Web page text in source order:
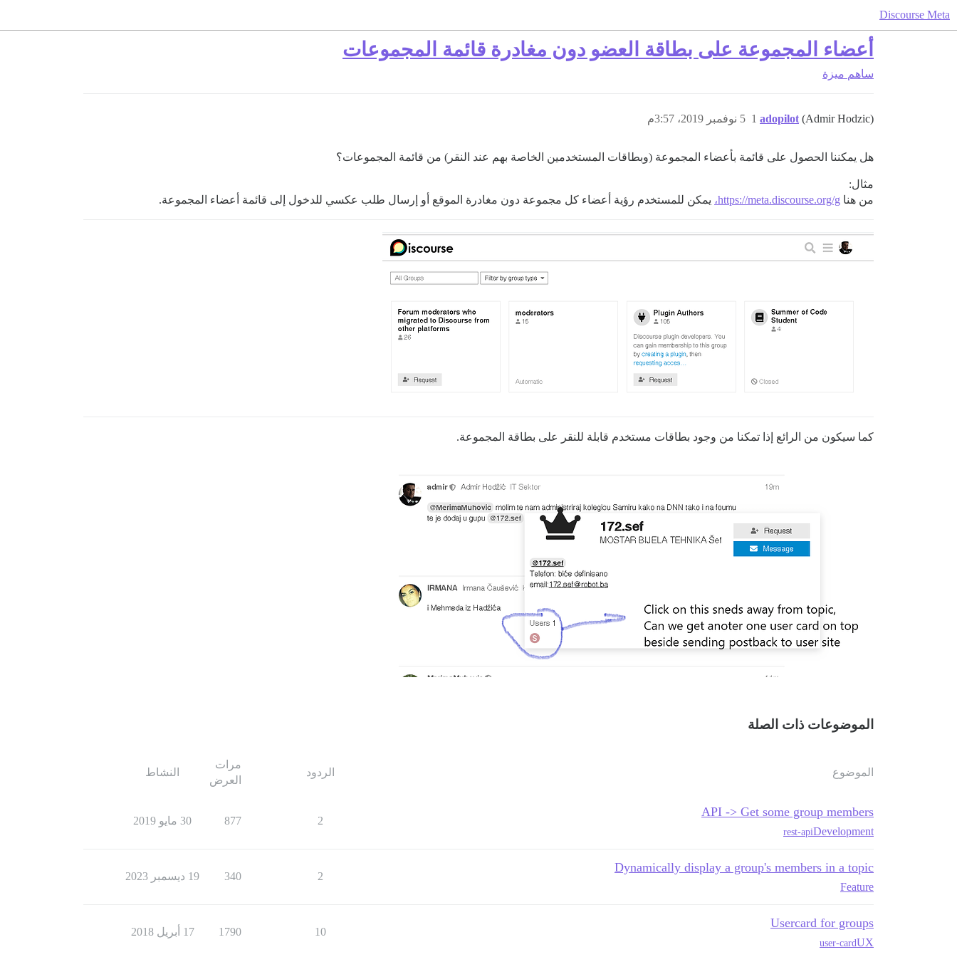
Discourse Meta
أعضاء المجموعة على بطاقة العضو دون مغادرة قائمة المجموعات
ساهم ميزة
adopilot (Admir Hodzic) 5 نوفمبر 2019، 3:57م 1
هل يمكننا الحصول على قائمة بأعضاء المجموعة (وبطاقات المستخدمين الخاصة بهم عند النقر) من قائمة المجموعات؟
مثال:
من هنا https://meta.discourse.org/g، يمكن للمستخدم رؤية أعضاء كل مجموعة دون مغادرة الموقع أو إرسال طلب عكسي للدخول إلى قائمة أعضاء المجموعة.
كما سيكون من الرائع إذا تمكنا من وجود بطاقات مستخدم قابلة للنقر على بطاقة المجموعة.
الموضوعات ذات الصلة
الموضوع الردود
مرات
العرض
النشاط
API -> Get some group members
Development
rest-api
2
877 30 مايو 2019
Dynamically display a group's members in a topic
Feature
2
340 19 ديسمبر 2023
Usercard for groups
UX
user-card
10
1790 17 أبريل 2018